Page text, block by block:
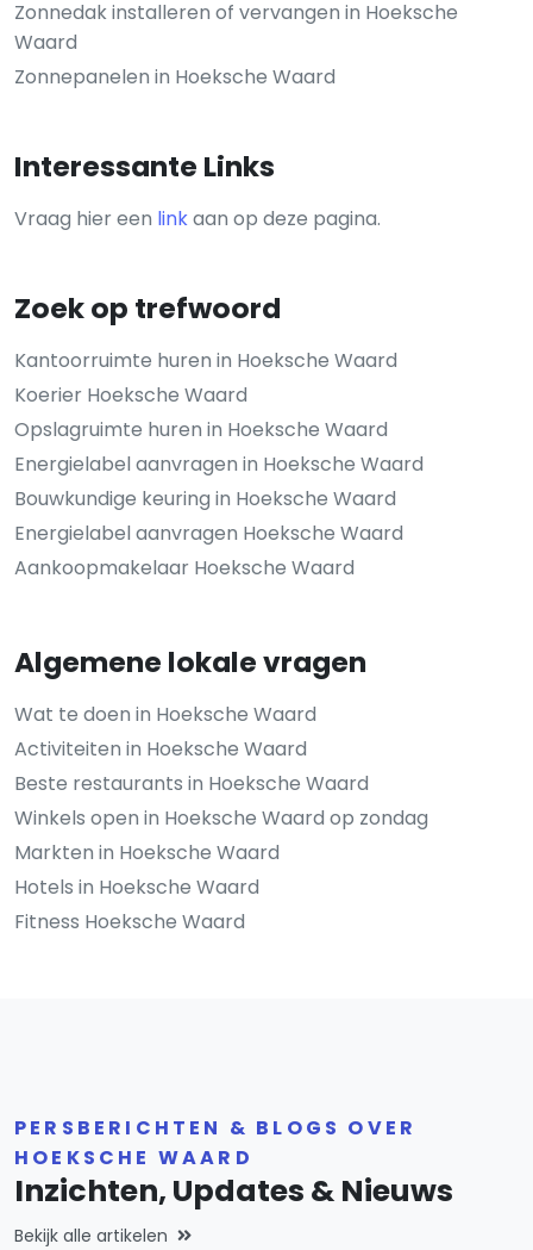
Zonnedak installeren of vervangen in Hoeksche
Waard
Zonnepanelen in Hoeksche Waard
Interessante Links
Vraag hier een linkaan op deze pagina.
Zoek op trefwoord
Kantoorruimte huren in Hoeksche Waard
Koerier Hoeksche Waard
Opslagruimte huren in Hoeksche Waard
Energielabel aanvragen in Hoeksche Waard
Bouwkundige keuring in Hoeksche Waard
Energielabel aanvragen Hoeksche Waard
Aankoopmakelaar Hoeksche Waard
Algemene lokale vragen
Wat te doen in Hoeksche Waard
Activiteiten in Hoeksche Waard
Beste restaurants in Hoeksche Waard
Winkels open in Hoeksche Waard op zondag
Markten in Hoeksche Waard
Hotels in Hoeksche Waard
Fitness Hoeksche Waard
PERSBERICHTEN & BLOGS OVER
HOEKSCHE WAARD
Inzichten, Updates & Nieuws
Bekijk alle artikelen